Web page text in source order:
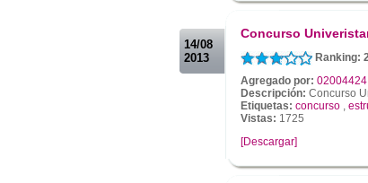
14/08
2013
Concurso
Ranking:
Agregado por: 02004424
Descripción: Concurso
Etiquetas: concurso
Vistas: 1725
[Descargar]